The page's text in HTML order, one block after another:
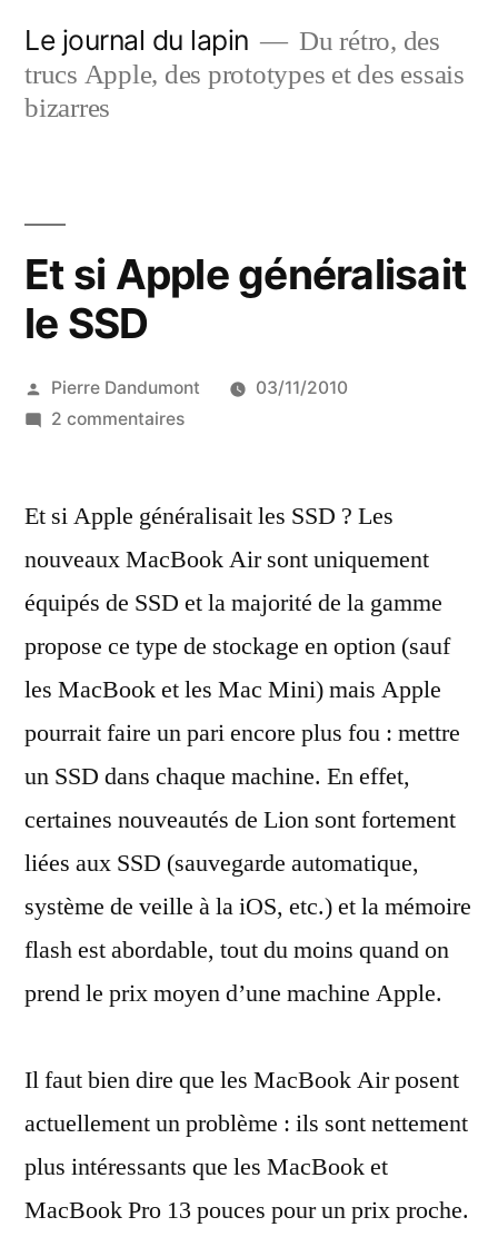
contenu
Le journal du lapin
Du rétro, des
trucs Apple, des prototypes et des essais
bizarres
Et si Apple généralisait
le SSD
Publié
par
Pierre Dandumont
03/11/2010
2 commentairessur
Apple
le
SSD
Et si Apple généralisait les SSD ? Les
nouveaux MacBook Air sont uniquement
équipés de SSD et la majorité de la gamme
propose ce type de stockage en option (sauf
les MacBook et les Mac Mini) mais Apple
pourrait faire un pari encore plus fou : mettre
un SSD dans chaque machine. En effet,
certaines nouveautés de Lion sont fortement
liées aux SSD (sauvegarde automatique,
système de veille à la iOS, etc.) et la mémoire
flash est abordable, tout du moins quand on
prend le prix moyen d’une machine Apple.
Il faut bien dire que les MacBook Air posent
actuellement un problème : ils sont nettement
plus intéressants que les MacBook et
MacBook Pro 13 pouces pour un prix proche.